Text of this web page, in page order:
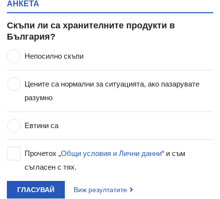
АНКЕТА
Скъпи ли са хранителните продукти в
България?
Непосилно скъпи
Цените са нормални за ситуацията, ако пазарувате
разумно
Евтини са
Прочетох „Общи условия и Лични данни“ и съм
съгласен с тях.
ГЛАСУВАЙ Виж резултатите